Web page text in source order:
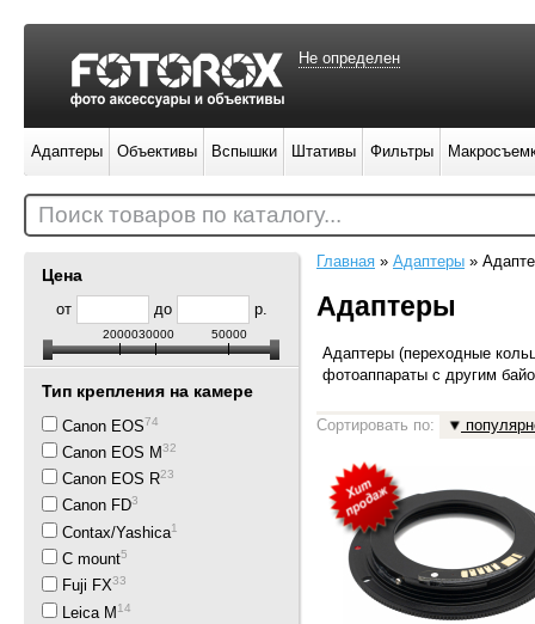
Цена
от до р.
2000030000 50000
Тип крепления на камере
Canon EOS74
Canon EOS M32
Canon EOS R23
Canon FD3
Contax/Yashica1
C mount5
Fuji FX33
Leica M 14
Главная » Адаптеры »
Адаптеры
Адаптеры (переходные
фотоаппараты с другим
Сортировать по:
Не определен
Адаптеры Объективы Вспышки Штативы Фильтры
Поиск товаров по каталогу...